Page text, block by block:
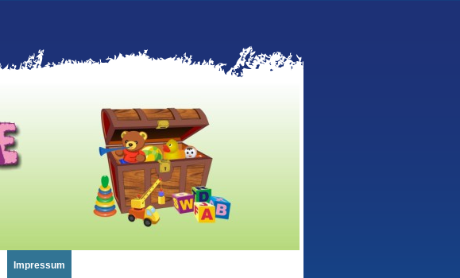
Impressum